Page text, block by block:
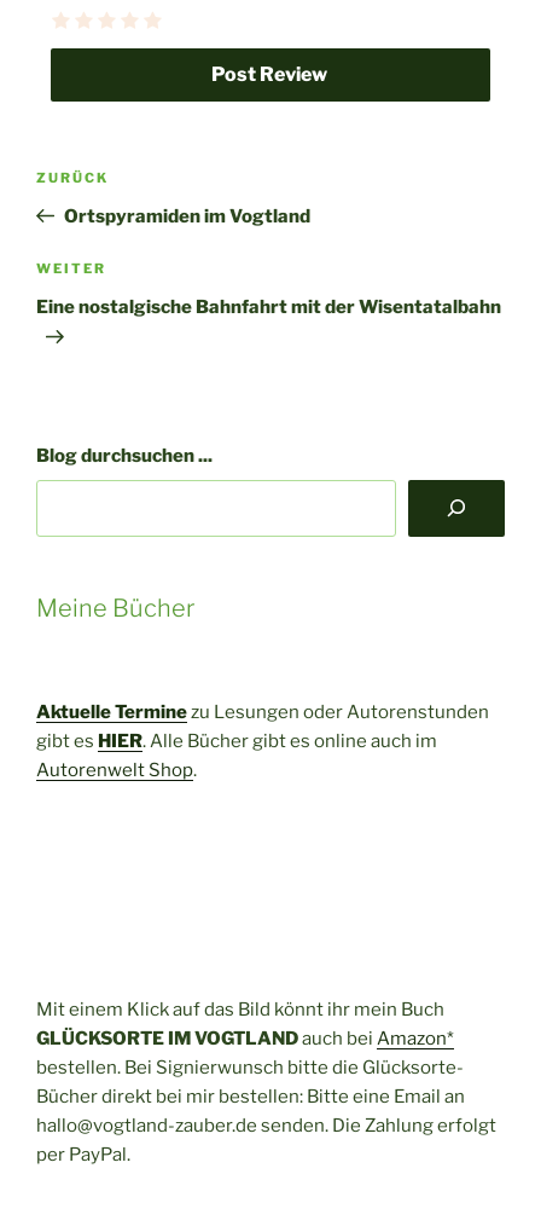
ZURÜCK
Ortspyramiden im Vogtland
Nächster
Beitrag
WEITER
Eine nostalgische Bahnfahrt mit der Wisentatalbahn
Blog durchsuchen ...
Meine Bücher
Aktuelle Terminezu Lesungen oder Autorenstunden
gibt es HIER. Alle Bücher gibt es online auch im
Autorenwelt Shop.
Mit einem Klick auf das Bild könnt ihr mein Buch
GLÜCKSORTE IM VOGTLANDauch bei Amazon*
bestellen. Bei Signierwunsch bitte die Glücksorte-
Bücher direkt bei mir bestellen: Bitte eine Email an
hallo@vogtland-zauber.de senden. Die Zahlung erfolgt
per PayPal.